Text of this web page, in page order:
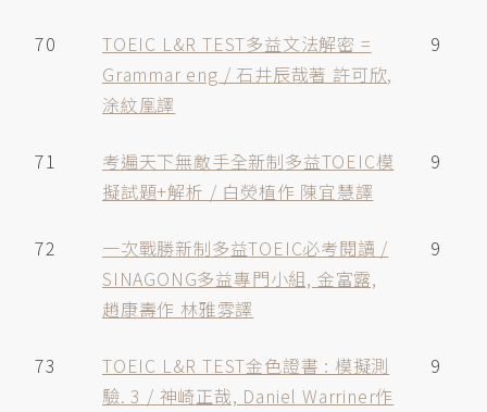
70
TOEIC L&R TEST多益文法解密 =
Grammar eng / 石井辰哉著 許可欣,
涂紋凰譯
9
71
考遍天下無敵手全新制多益TOEIC模
擬試題+解析 / 白熒植作 陳宜慧譯
9
72
一次戰勝新制多益TOEIC必考閱讀 /
SINAGONG多益專門小組, 金富露,
趙康壽作 林雅雰譯
9
73
TOEIC L&R TEST金色證書 : 模擬測
驗. 3 / 神崎正哉, Daniel Warriner作
9